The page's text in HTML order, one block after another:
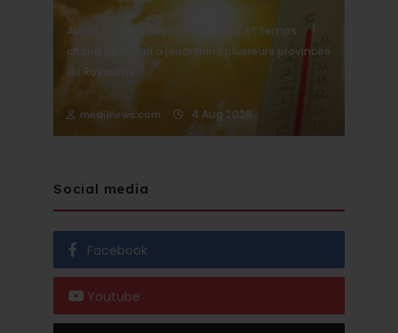
Alerte Météo : Vague de chaleur et temps
chaud de mardi à jeudi dans plusieurs provinces
du Royaume
medi1news.com 4 Aug 2026
Social media
Facebook
Youtube